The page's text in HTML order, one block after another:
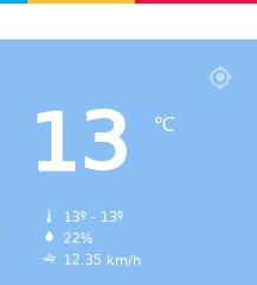
13 ℃
13º - 13º
22%
12.35 km/h